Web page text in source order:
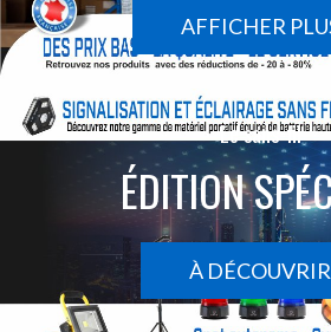
AFFICHER
Le sans-fil
ÉDITION
À DÉCOUVRIR